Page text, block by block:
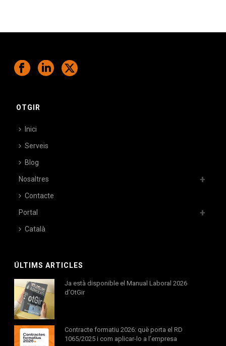
OTGIR
Inici
Serveis
Blog
Nosaltres
Contacte
Portal
Català
ÚLTIMS ARTICLES
Ja està disponible el Manual Laboral 2026
d’OtGir
Contracte formatiu 2026: què porta el RD
1065/2025 i com aplicar-lo a l’empresa